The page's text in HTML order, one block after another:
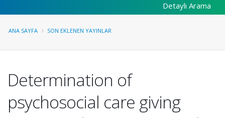
Detaylı Arama
ANA SAYFA SON EKLENEN YAYINLAR
Determination of
psychosocial care giving